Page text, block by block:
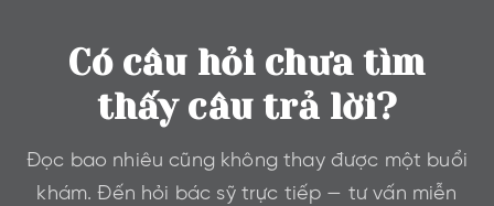
Có câu hỏi chưa tìm
thấy câu trả lời?
Đọc bao nhiêu cũng không thay được một buổi
khám. Đến hỏi bác sỹ trực tiếp — tư vấn miễn